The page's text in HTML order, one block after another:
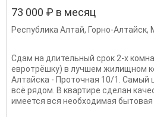
73 000 ₽ в месяц
Республика Алтай, Горно-Алтайск,
Сдам на длительный срок 2-х
евротрёшку) в лучшем жилищном
Алтайска - Проточная 10/1. Самый
всё рядом. В квартире сделан
имеется вся необходимая бытовая